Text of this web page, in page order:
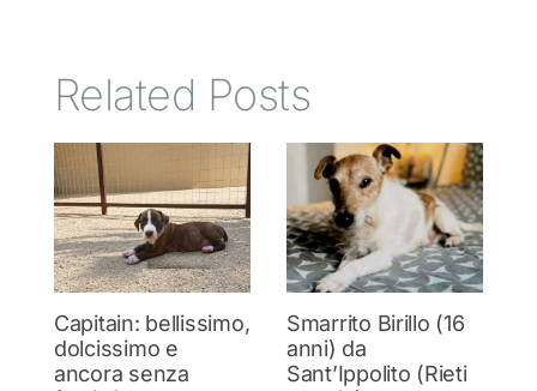
Related Posts
Capitain: bellissimo,
dolcissimo e
ancora senza
Smarrito Birillo (16
anni) da
Sant’Ippolito (Rieti